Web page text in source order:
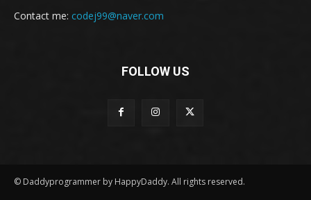
Contact me: codej99@naver.com
FOLLOW US
© Daddyprogrammer by HappyDaddy. All rights reserved.